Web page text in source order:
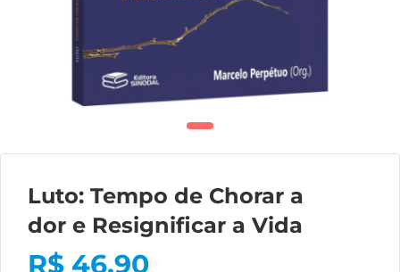
Luto: Tempo de Chorar a
dor e Resignificar a Vida
R$ 46,90